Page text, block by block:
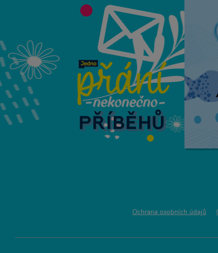
Ochrana osobních údajů